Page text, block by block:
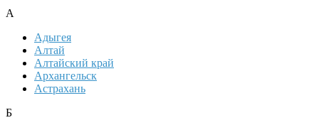
А
Адыгея
Алтай
Алтайский край
Архангельск
Астрахань
Б